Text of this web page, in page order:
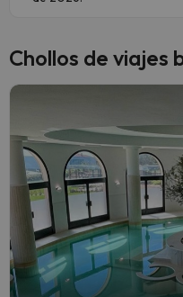
Chollos de viajes